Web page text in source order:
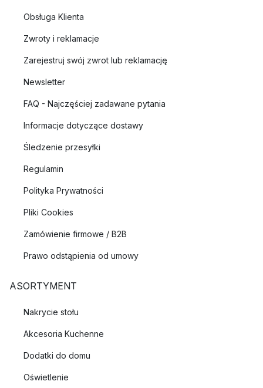
Obsługa Klienta
Zwroty i reklamacje
Zarejestruj swój zwrot lub reklamację
Newsletter
FAQ - Najczęściej zadawane pytania
Informacje dotyczące dostawy
Śledzenie przesyłki
Regulamin
Polityka Prywatności
Pliki Cookies
Zamówienie firmowe / B2B
Prawo odstąpienia od umowy
ASORTYMENT
Nakrycie stołu
Akcesoria Kuchenne
Dodatki do domu
Oświetlenie